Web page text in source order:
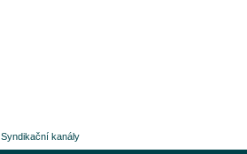
Syndikační kanály